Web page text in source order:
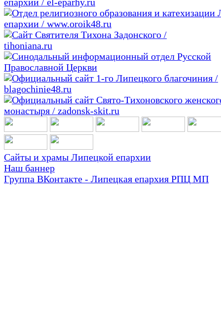
Сайты и храмы Липецкой епархии
Наш баннер
Группа ВКонтакте - Липецкая епархия РПЦ МП